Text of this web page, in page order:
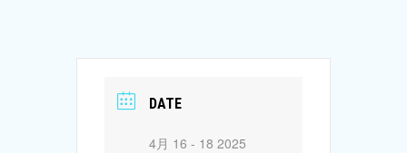
DATE
4月 16 - 18 2025